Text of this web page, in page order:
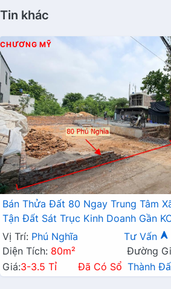
Tin khác
CHƯƠNG MỸ
Bán Thửa Đất 80 Ngay Trung Tâm
Tận Đất Sát Trục Kinh Doanh Gần
Vị Trí: Phú Nghĩa Tư Vấn
Diện Tích: 80m²
Đường
Giá:3-3.5 Tỉ Đã Có Sổ Thành